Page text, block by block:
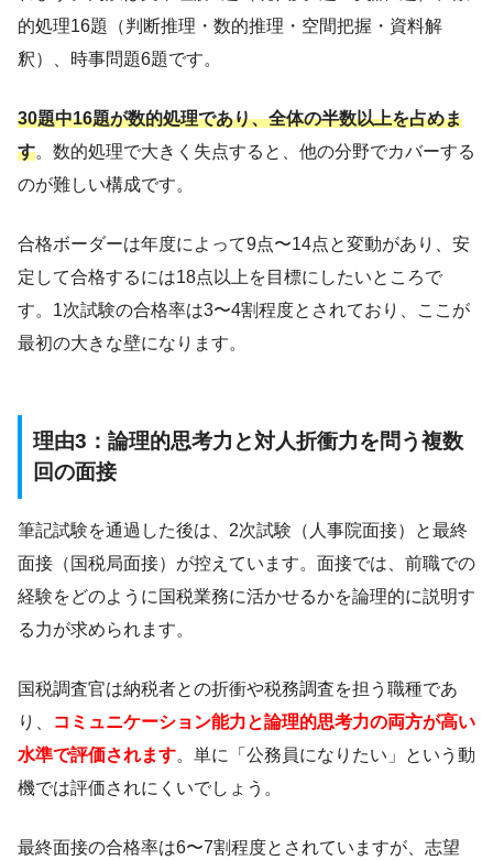
的処理16題（判断推理・数的推理・空間把握・資料解
釈）、時事問題6題です。
30題中16題が数的処理であり、全体の半数以上を占めま
す。数的処理で大きく失点すると、他の分野でカバーする
のが難しい構成です。
合格ボーダーは年度によって9点〜14点と変動があり、安
定して合格するには18点以上を目標にしたいところで
す。1次試験の合格率は3〜4割程度とされており、ここが
最初の大きな壁になります。
理由3：論理的思考力と対人折衝力を問う複数
回の面接
筆記試験を通過した後は、2次試験（人事院面接）と最終
面接（国税局面接）が控えています。面接では、前職での
経験をどのように国税業務に活かせるかを論理的に説明す
る力が求められます。
国税調査官は納税者との折衝や税務調査を担う職種であ
り、
コミュニケーション能力と論理的思考力の両方が高い
水準で評価されます。単に「公務員になりたい」という動
機では評価されにくいでしょう。
最終面接の合格率は6〜7割程度とされていますが、志望